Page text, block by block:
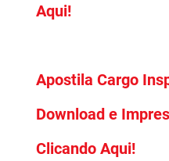
Aqui!
Apostila Cargo
Download e
Clicando Aqui!